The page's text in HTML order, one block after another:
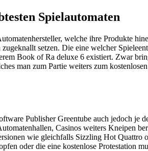
Spielautomaten
welche ihre Produkte
setzen. Die eine welcher
Book of Ra deluxe 6 existiert. Zwar
man zum Partie weiters zum
Publisher Greentube auch jedoch je
Casinos weiters Kneipen
wie gleichfalls Sizzling Hot Quattro
oder die eine kostenlose Protestation